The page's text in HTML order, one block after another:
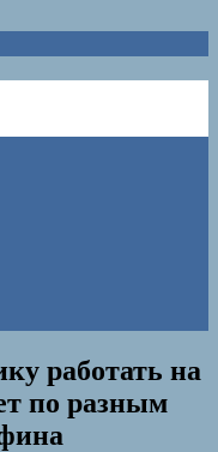
работать на
по разным